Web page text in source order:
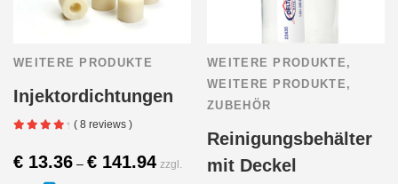
WEITERE PRODUKTE
Injektordichtungen
( 8 reviews )
€ 13.36 – € 141.94 zzgl.
WEITERE PRODUKTE ,
WEITERE PRODUKTE ,
ZUBEHÖR
Reinigungsbehälter
mit Deckel